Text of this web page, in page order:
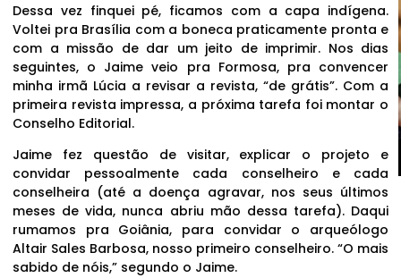
Dessa vez finquei pé, ficamos com a capa indígena.
Voltei pra Brasília com a boneca praticamente pronta e
com a missão de dar um jeito de imprimir. Nos dias
seguintes, o Jaime veio pra Formosa, pra convencer
minha irmã Lúcia a revisar a revista, “de grátis”. Com a
primeira revista impressa, a próxima tarefa foi montar o
Conselho Editorial.
Jaime fez questão de visitar, explicar o projeto e
convidar pessoalmente cada conselheiro e cada
conselheira (até a doença agravar, nos seus últimos
meses de vida, nunca abriu mão dessa tarefa). Daqui
rumamos pra Goiânia, para convidar o arqueólogo
Altair Sales Barbosa, nosso primeiro conselheiro. “O mais
sabido de nóis,” segundo o Jaime.